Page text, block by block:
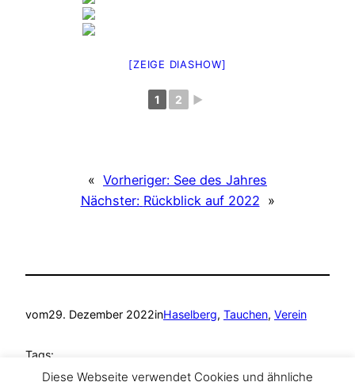
[ZEIGE DIASHOW]
1 2 ►
« Vorheriger: See des Jahres
Nächster: Rückblick auf 2022 »
vom29. Dezember 2022inHaselberg, Tauchen, Verein
Tags:
Diese Webseite verwendet Cookies und ähnliche